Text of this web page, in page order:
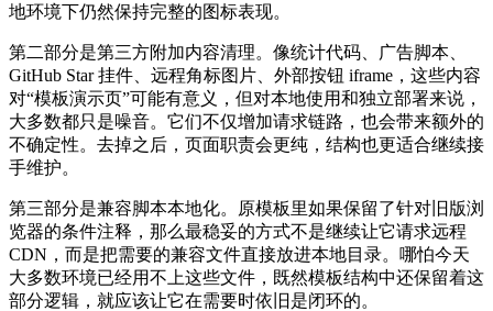
地环境下仍然保持完整的图标表现。
第二部分是第三方附加内容清理。像统计代码、广告脚本、
GitHub Star 挂件、远程角标图片、外部按钮 iframe，这些内容
对“模板演示页”可能有意义，但对本地使用和独立部署来说，
大多数都只是噪音。它们不仅增加请求链路，也会带来额外的
不确定性。去掉之后，页面职责会更纯，结构也更适合继续接
手维护。
第三部分是兼容脚本本地化。原模板里如果保留了针对旧版浏
览器的条件注释，那么最稳妥的方式不是继续让它请求远程
CDN，而是把需要的兼容文件直接放进本地目录。哪怕今天
大多数环境已经用不上这些文件，既然模板结构中还保留着这
部分逻辑，就应该让它在需要时依旧是闭环的。